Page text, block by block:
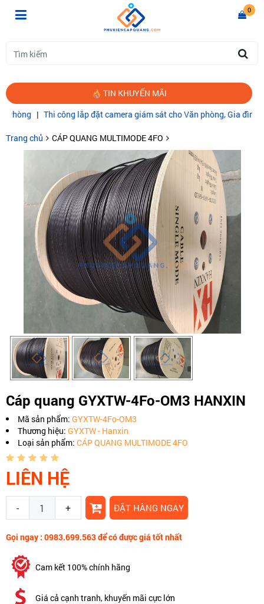
0
TIN KHUYẾN MÃI
|Thi công lắp đặt camera giám sát cho Văn phòng, Gia đình|CÁP
Trang chủ CÁP QUANG MULTIMODE 4FO
Cáp quang GYXTW-4Fo-OM3 HANXIN
Mã sản phẩm: GYXTW-4Fo-OM3
Thương hiệu: GYXTW - Hanxin
Loại sản phẩm: CÁP QUANG MULTIMODE 4FO
LIÊN HỆ
- + ĐẶT HÀNG NGAY
Gọi ngay : 0983.699.563 để có được giá tốt nhất
Cam kết 100% chính hãng
Giá cả cạnh tranh, khuyến mãi cực lớn